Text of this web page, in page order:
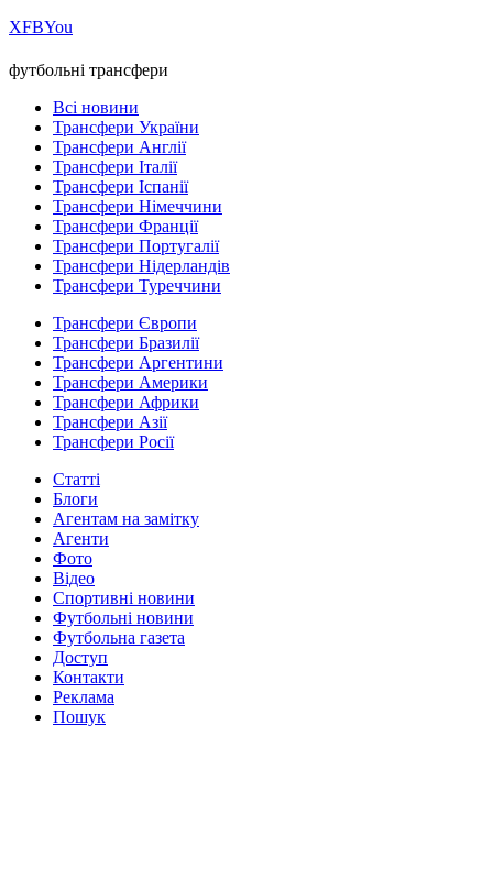
ХFBYou
футбольні трансфери
Всі новини
Трансфери України
Трансфери Англії
Трансфери Італії
Трансфери Іспанії
Трансфери Німеччини
Трансфери Франції
Трансфери Португалії
Трансфери Нідерландів
Трансфери Туреччини
Трансфери Європи
Трансфери Бразилії
Трансфери Аргентини
Трансфери Америки
Трансфери Африки
Трансфери Азії
Трансфери Росії
Статті
Блоги
Агентам на замітку
Агенти
Фото
Відео
Спортивні новини
Футбольні новини
Футбольна газета
Доступ
Контакти
Реклама
Пошук